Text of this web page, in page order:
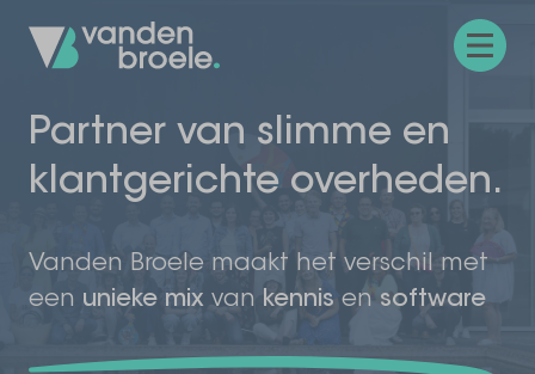
Menu
Partner van slimme en
klantgerichte overheden.
Vanden Broele maakt het verschil met
een unieke mix van kennis en software